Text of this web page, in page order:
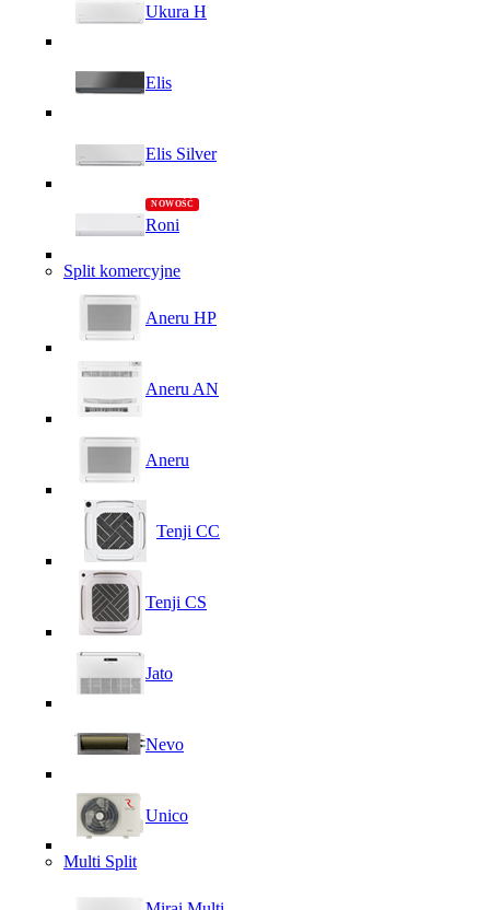
Ukura H
Elis
Elis Silver
Roni
Split komercyjne
Aneru HP
Aneru AN
Aneru
Tenji CC
Tenji CS
Jato
Nevo
Unico
Multi Split